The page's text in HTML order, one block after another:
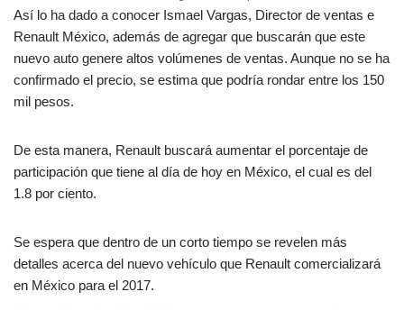
Así lo ha dado a conocer Ismael Vargas, Director de ventas e
Renault México, además de agregar que buscarán que este
nuevo auto genere altos volúmenes de ventas. Aunque no se ha
confirmado el precio, se estima que podría rondar entre los 150
mil pesos.
De esta manera, Renault buscará aumentar el porcentaje de
participación que tiene al día de hoy en México, el cual es del
1.8 por ciento.
Se espera que dentro de un corto tiempo se revelen más
detalles acerca del nuevo vehículo que Renault comercializará
en México para el 2017.